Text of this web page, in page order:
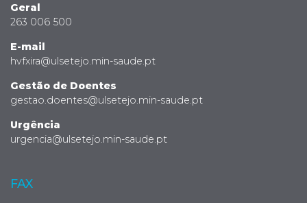
Geral
263 006 500
E-mail
hvfxira@ulsetejo.min-saude.pt
Gestão de Doentes
gestao.doentes@ulsetejo.min-saude.pt
Urgência
urgencia@ulsetejo.min-saude.pt
FAX